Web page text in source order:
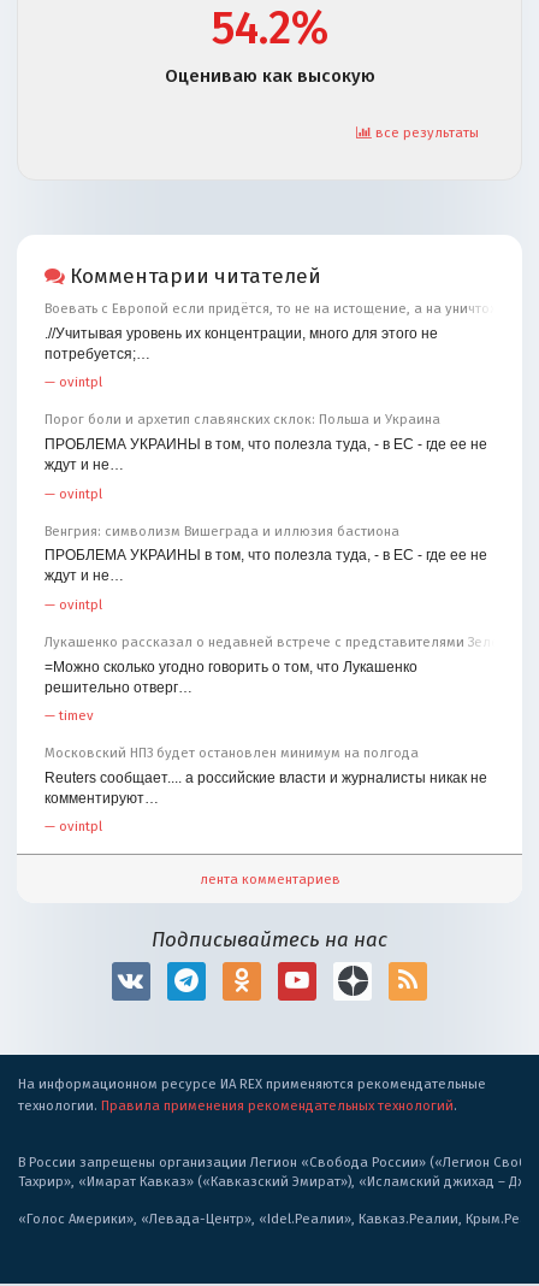
54.2%
Оцениваю как высокую
все результаты
Комментарии читателей
Воевать с Европой если придётся, то не на истощение, а на уничтожение
.//Учитывая уровень их концентрации, много для этого не
потребуется;…
— ovintpl
Порог боли и архетип славянских склок: Польша и Украина
ПРОБЛЕМА УКРАИНЫ в том, что полезла туда, - в ЕС - где ее не
ждут и не…
— ovintpl
Венгрия: символизм Вишеграда и иллюзия бастиона
ПРОБЛЕМА УКРАИНЫ в том, что полезла туда, - в ЕС - где ее не
ждут и не…
— ovintpl
Лукашенко рассказал о недавней встрече с представителями
=Можно сколько угодно говорить о том, что Лукашенко
решительно отверг…
—timev
Московский НПЗ будет остановлен минимум на полгода
Reuters сообщает.... а российские власти и журналисты никак не
комментируют…
— ovintpl
лента комментариев
Подписывайтесь на нас
На информационном ресурсе ИА REX применяются рекомендательные
технологии. Правила применения рекомендательных технологий.
В России запрещены организации Легион «Свобода России» («Легион
Тахрир», «Имарат Кавказ» («Кавказский Эмират»), «Исламский джихад –
«Голос Америки», «Левада-Центр», «Idel.Реалии», Кавказ.Реалии,